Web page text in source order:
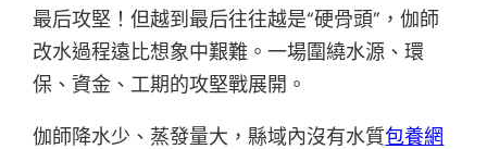
最后攻堅！但越到最后往往越是“硬骨頭”，伽師
改水過程遠比想象中艱難。一場圍繞水源、環
保、資金、工期的攻堅戰展開。
伽師降水少、蒸發量大，縣域內沒有水質包養網